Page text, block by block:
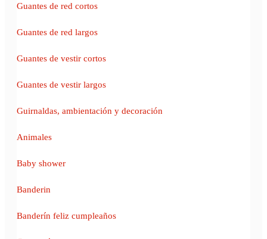
Guantes de red cortos
Guantes de red largos
Guantes de vestir cortos
Guantes de vestir largos
Guirnaldas, ambientación y decoración
Animales
Baby shower
Banderin
Banderín feliz cumpleaños